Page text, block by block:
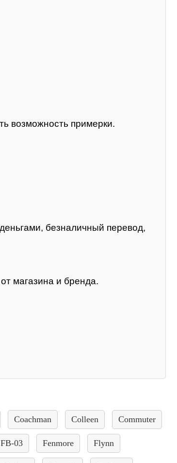
возможность примерки.
безналичный перевод,
магазина и бренда.
Coachman Colleen Commuter
FB-03 Fenmore Flynn